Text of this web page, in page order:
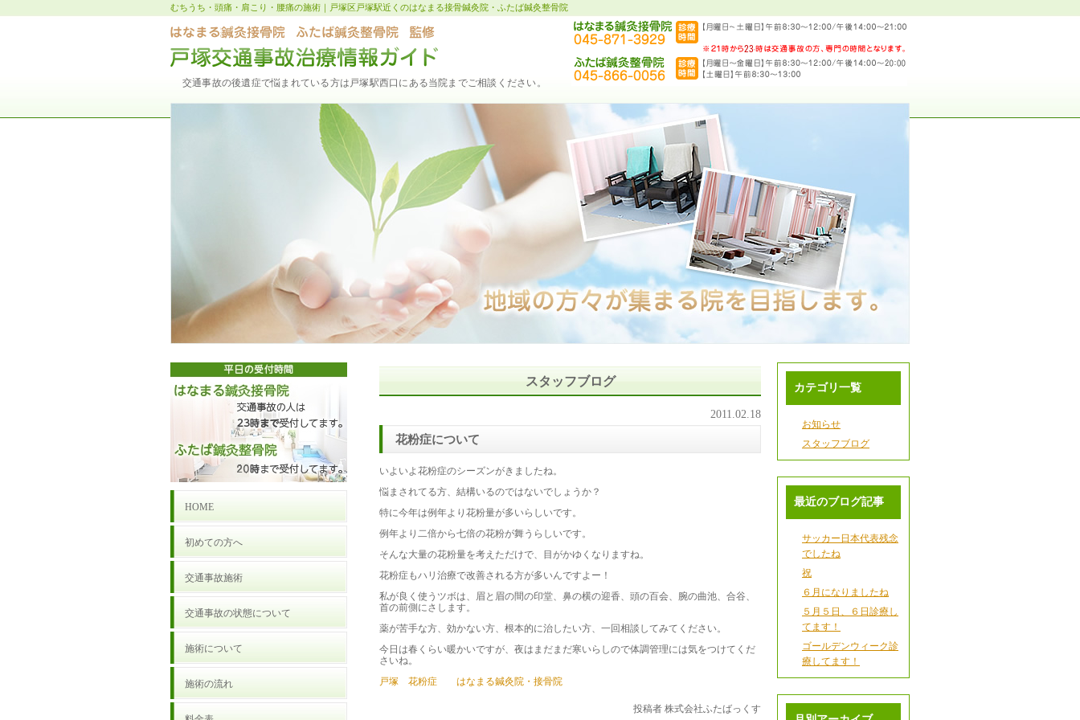
むちうち・頭痛・肩こり・腰痛の施術｜戸塚区戸塚駅近くのはなまる接骨鍼灸院・ふたば鍼灸整骨院
交通事故の後遺症で悩まれている方は戸塚駅西口にある当院までご相談ください。
スタッフブログ
2011.02.18
花粉症について
いよいよ花粉症のシーズンがきましたね。
悩まされてる方、結構いるのではないでしょうか？
特に今年は例年より花粉量が多いらしいです。
例年より二倍から七倍の花粉が舞うらしいです。
そんな大量の花粉量を考えただけで、目がかゆくなりますね。
花粉症もハリ治療で改善される方が多いんですよー！
私が良く使うツボは、眉と眉の間の印堂、鼻の横の迎香、頭の百会、腕の曲池、合谷、
首の前側にさします。
薬が苦手な方、効かない方、根本的に治したい方、一回相談してみてください。
今日は春くらい暖かいですが、夜はまだまだ寒いらしので体調管理には気をつけてくだ
さいね。
戸塚 花粉症 はなまる鍼灸院・接骨院
投稿者 株式会社ふたばっくす
カテゴリ一覧
お知らせ
スタッフブログ
最近のブログ記事
サッカー日本代表残念
でしたね
祝
６月になりましたね
５月５日、６日診療し
てます！
ゴールデンウィーク診
療してます！
HOME
初めての方へ
交通事故施術
交通事故の状態について
施術について
施術の流れ